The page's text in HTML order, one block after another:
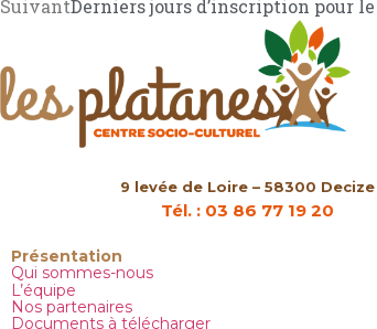
SuivantDerniers jours d’inscription pour le
9 levée de Loire – 58300 Decize
Tél. : 03 86 77 19 20
Présentation
Qui sommes-nous
L’équipe
Nos partenaires
Documents à télécharger